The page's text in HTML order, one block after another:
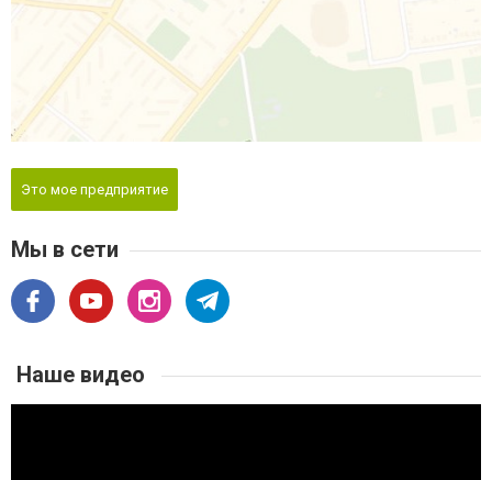
Это мое предприятие
Мы в сети
Наше видео